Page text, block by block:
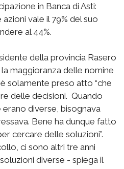
in Banca di Asti:
vale il 79% del suo
al 44%.
della provincia Rasero
maggioranza delle nomine
solamente preso atto “che
delle decisioni. Quando
diverse, bisognava
Bene ha dunque fatto
cercare delle soluzioni”.
ci sono altri tre anni
diverse - spiega il